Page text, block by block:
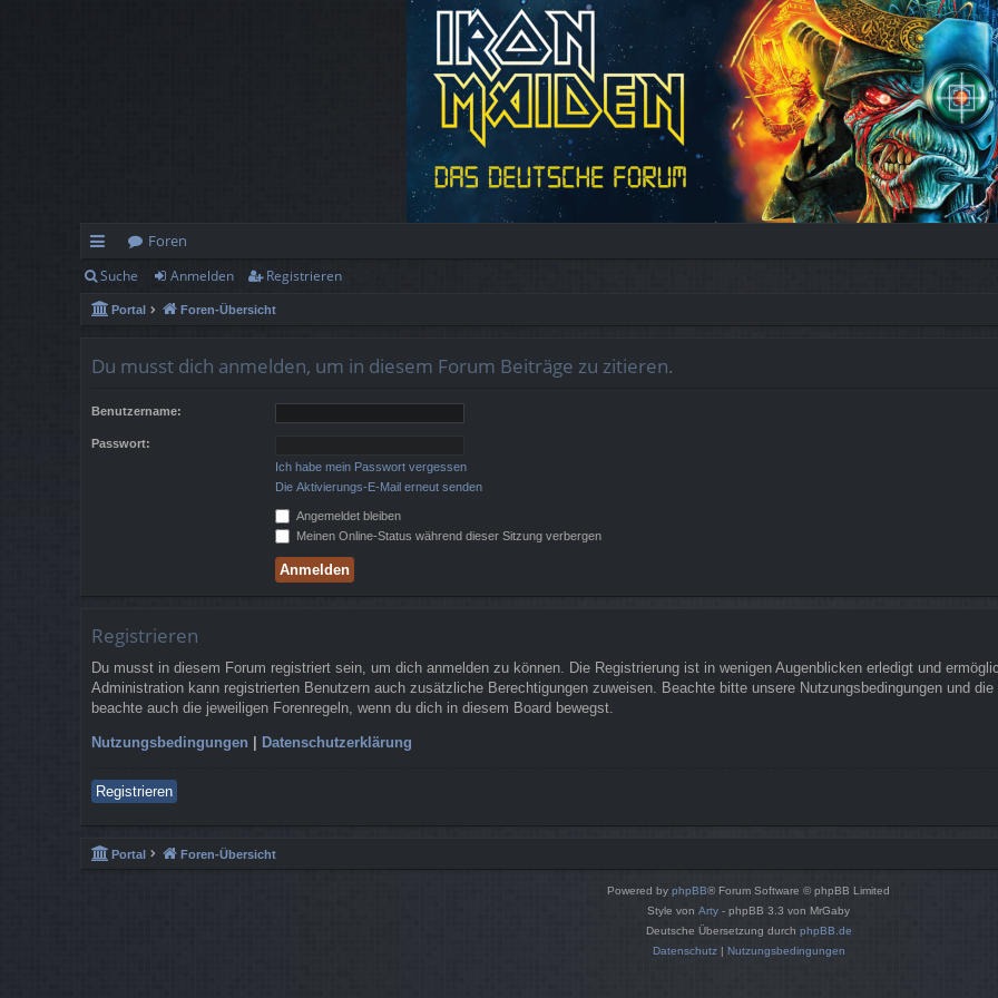
ch
ne
Foren
Suche Anmelden Registrieren
Portal Foren-Übersicht
Du musst dich anmelden, um in diesem Forum Beiträge zu zitieren.
Benutzername:
Passwort:
Ich habe mein Passwort vergessen
Die Aktivierungs-E-Mail erneut senden
Angemeldet bleiben
Meinen Online-Status während dieser Sitzung verbergen
Registrieren
Du musst in diesem Forum registriert sein, um dich anmelden zu können. Die Registrierung ist in wenigen Augenblicken erledigt und
Administration kann registrierten Benutzern auch zusätzliche Berechtigungen zuweisen. Beachte bitte unsere Nutzungsbedingungen und
beachte auch die jeweiligen Forenregeln, wenn du dich in diesem Board bewegst.
Nutzungsbedingungen | Datenschutzerklärung
Registrieren
Portal Foren-Übersicht
Powered by phpBB® Forum Software © phpBB Limited
Style von Arty - phpBB 3.3 von MrGaby
Deutsche Übersetzung durch phpBB.de
Datenschutz| Nutzungsbedingungen